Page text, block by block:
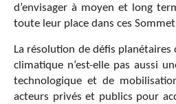
d’envisager à moyen et long
toute leur place dans ces
La résolution de défis
climatique n’est-elle pas aussi
technologique et de
acteurs privés et publics pour